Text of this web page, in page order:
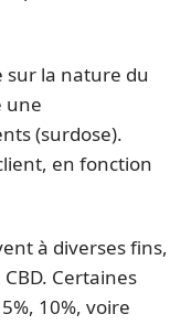
sur la nature du
une
(surdose).
en fonction
à diverses fins,
Certaines
10%, voire